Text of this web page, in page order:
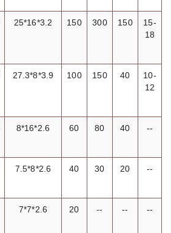
25*16*3.2 150 300 150
15-
18
27.3*8*3.9 100 150 40
10-
12
8*16*2.6 60 80 40 --
7.5*8*2.6 40 30 20 --
7*7*2.6 20 -- -- --